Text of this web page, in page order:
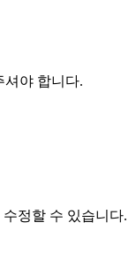
셔야 합니다.
정할 수 있습니다.